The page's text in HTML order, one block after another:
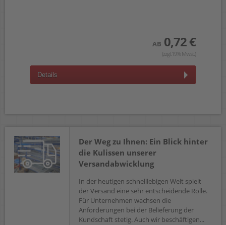
AB 0,72 €
(zzgl.19% Mwst.)
Details
Der Weg zu Ihnen: Ein Blick hinter
die Kulissen unserer
Versandabwicklung
In der heutigen schnelllebigen Welt spielt
der Versand eine sehr entscheidende Rolle.
Für Unternehmen wachsen die
Anforderungen bei der Belieferung der
Kundschaft stetig. Auch wir beschäftigen...